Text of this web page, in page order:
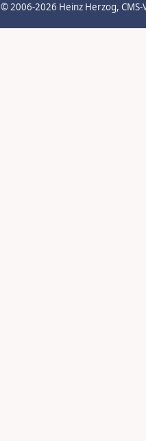
© 2006-2026 Heinz Herzog,